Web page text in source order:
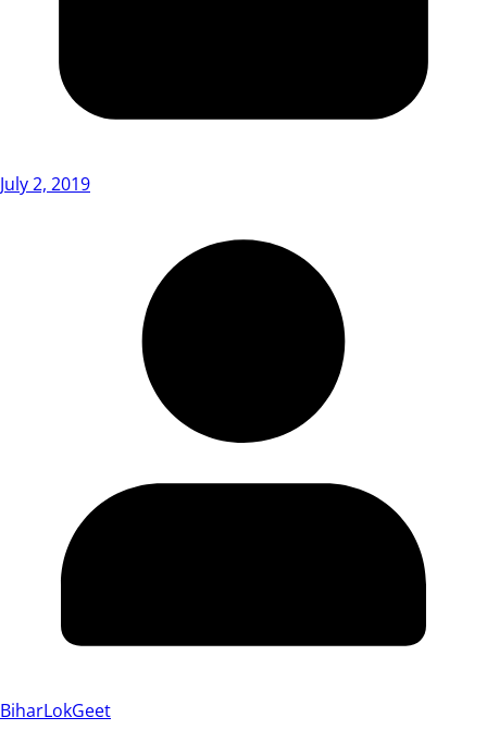
July 2, 2019
BiharLokGeet